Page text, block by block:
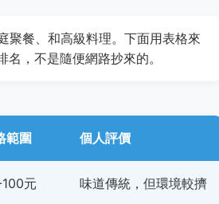
聚餐、和高級料理。下面用表格來
，不是隨便網路抄來的。
範圍 個人評價
元 味道傳統，但環境較擠